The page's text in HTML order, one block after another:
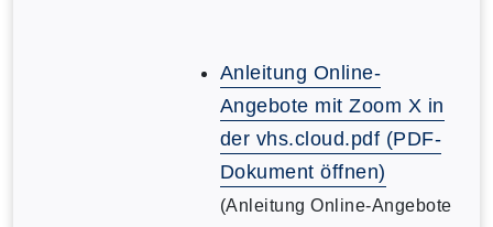
Anleitung Online-
Angebote mit Zoom X in
der vhs.cloud.pdf (PDF-
Dokument öffnen)
(Anleitung Online-Angebote